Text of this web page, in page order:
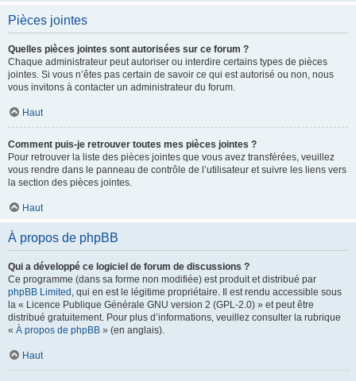
Pièces jointes
Quelles pièces jointes sont autorisées sur ce forum ?
Chaque administrateur peut autoriser ou interdire certains types de pièces
jointes. Si vous n’êtes pas certain de savoir ce qui est autorisé ou non, nous
vous invitons à contacter un administrateur du forum.
Haut
Comment puis-je retrouver toutes mes pièces jointes ?
Pour retrouver la liste des pièces jointes que vous avez transférées, veuillez
vous rendre dans le panneau de contrôle de l’utilisateur et suivre les liens vers
la section des pièces jointes.
Haut
À propos de phpBB
Qui a développé ce logiciel de forum de discussions ?
Ce programme (dans sa forme non modifiée) est produit et distribué par
phpBB Limited , qui en est le légitime propriétaire. Il est rendu accessible sous
la « Licence Publique Générale GNU version 2 (GPL-2.0) » et peut être
distribué gratuitement. Pour plus d’informations, veuillez consulter la rubrique
« À propos de phpBB » (en anglais).
Haut